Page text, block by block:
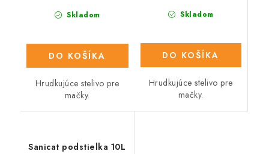
Skladom
DO KOŠÍKA
Hrudkujúce stelivo pre
mačky.
Skladom
DO KOŠÍKA
Hrudkujúce stelivo pre
mačky.
Sanicat podstielka 10L